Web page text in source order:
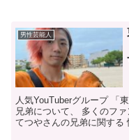
男性芸能人
人気YouTuberグループ 「
兄弟について、 多くのフ
てつやさんの兄弟に関する